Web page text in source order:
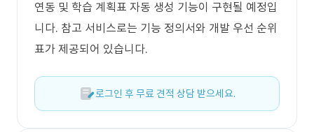
연동 및 학습 계획표 자동 생성 기능이 구현될 예정입
니다. 참고 서비스로는 기능 정의서와 개발 우선 순위
표가 제공되어 있습니다.
로그인 후 무료 견적 상담 받으세요.